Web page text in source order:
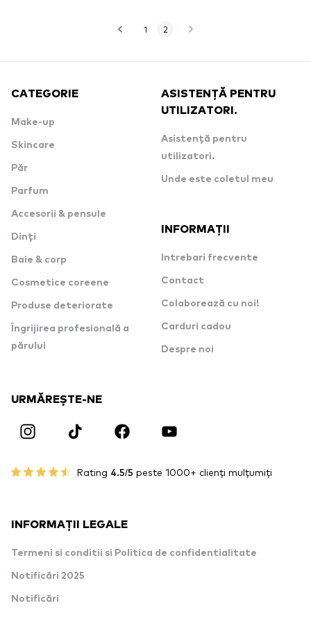
1 2
CATEGORIE
Make-up
Skincare
Păr
Parfum
Accesorii & pensule
Dinți
Baie & corp
Cosmetice coreene
Produse deteriorate
Îngrijirea profesională a
părului
ASISTENȚĂ PENTRU
UTILIZATORI.
Asistență pentru
utilizatori.
Unde este coletul meu
INFORMAȚII
Intrebari frecvente
Contact
Colaborează cu noi!
Carduri cadou
Despre noi
URMĂREȘTE-NE
Rating 4.5/5 peste 1000+ clienți mulțumiți
INFORMAȚII LEGALE
Termeni si conditii si Politica de confidentialitate
Notificări 2025
Notificări